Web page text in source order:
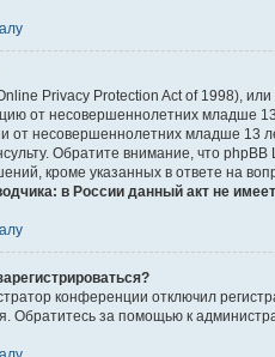
Privacy Protection Act of 1998),
от несовершеннолетних младше
от несовершеннолетних младше 13
Обратите внимание, что
кроме указанных в ответе на
в России данный акт не
конференции отключил
Обратитесь за помощью к